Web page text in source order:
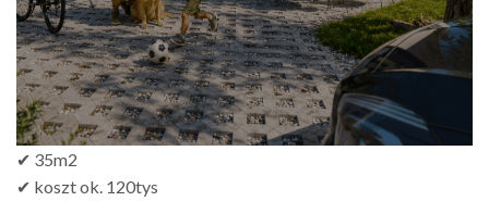
✔ 35m2
✔ koszt ok. 120tys